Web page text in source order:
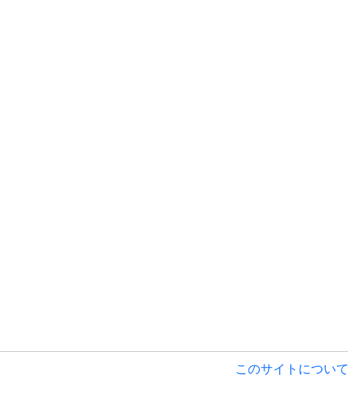
このサイトについて